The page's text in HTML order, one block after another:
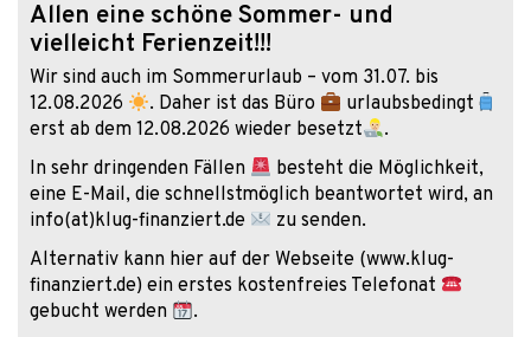
Allen eine schöne Sommer- und
vielleicht Ferienzeit!!!
Wir sind auch im Sommerurlaub – vom 31.07. bis
12.08.2026
. Daher ist das Büro
urlaubsbedingt
erst ab dem 12.08.2026 wieder besetzt
.
In sehr dringenden Fällen
besteht die Möglichkeit,
eine E-Mail, die schnellstmöglich beantwortet wird, an
info(at)klug-finanziert.de
zu senden.
Alternativ kann hier auf der Webseite (www.klug-
finanziert.de) ein erstes kostenfreies Telefonat
gebucht werden
.